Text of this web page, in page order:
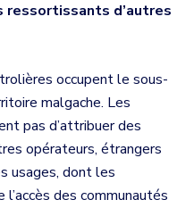
ressortissants d’autres
occupent le sous-
malgache. Les
pas d’attribuer des
opérateurs, étrangers
usages, dont les
des communautés